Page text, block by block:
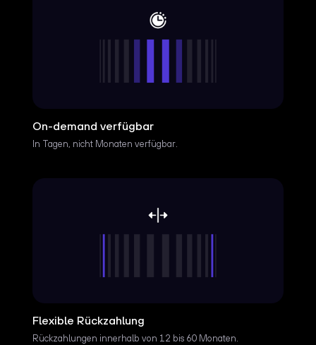
On-demand verfügbar
In Tagen, nicht Monaten verfügbar.
Flexible Rückzahlung
Rückzahlungen innerhalb von 12 bis 60 Monaten.